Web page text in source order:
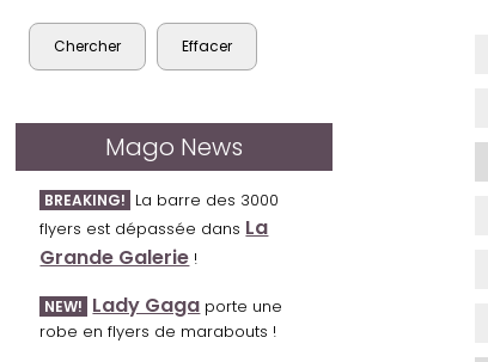
Mago News
BREAKING! La barre des 3000
flyers est dépassée dans La
Grande Galerie !
NEW! Lady Gaga porte une
robe en flyers de marabouts !